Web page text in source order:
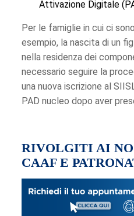
Attivazione Digitale
Per le famiglie in cui ci
esempio, la nascita di un
nella residenza dei
necessario seguire la
una nuova iscrizione al
PAD nucleo dopo aver
RIVOLGITI AI
CAAF E